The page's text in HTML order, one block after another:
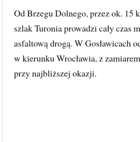
Od Brzegu Dolnego, przez ok. 15
szlak Turonia prowadzi cały czas
asfaltową drogą. W Gosławicach
w kierunku Wrocławia, z
przy najbliższej okazji.